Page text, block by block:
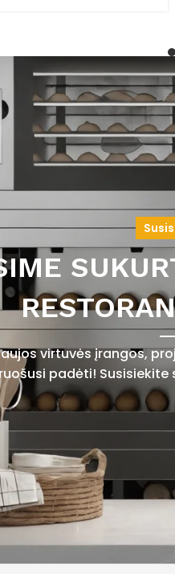
virtuvės įrangos,
padėti!